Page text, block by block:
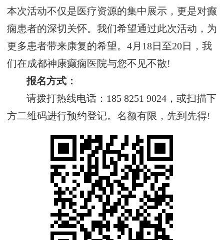
本次活动不仅是医疗资源的集中展示，更是对癫
痫患者的深切关怀。我们希望通过此次活动，为
更多患者带来康复的希望。4月18日至20日，我
们在成都神康癫痫医院与您不见不散!
‌报名方式：‌
请拨打热线电话：185 8251 9024，或扫描下
方二维码进行预约登记。名额有限，先到先得!